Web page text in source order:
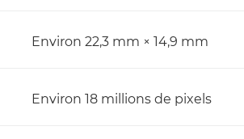
Environ 22,3 mm × 14,9 mm
Environ 18 millions de pixels